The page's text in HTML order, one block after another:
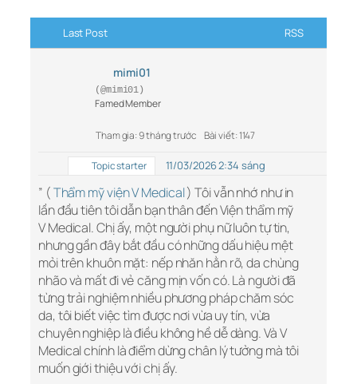
Last Post RSS
mimi01
(@mimi01)
Famed Member
Tham gia: 9 tháng trước Bài viết: 1147
Topic starter 11/03/2026 2:34 sáng
” (Thẩm mỹ viện V Medical) Tôi vẫn nhớ như in
lần đầu tiên tôi dẫn bạn thân đến Viện thẩm mỹ
V Medical. Chị ấy, một người phụ nữ luôn tự tin,
nhưng gần đây bắt đầu có những dấu hiệu mệt
mỏi trên khuôn mặt: nếp nhăn hằn rõ, da chùng
nhão và mất đi vẻ căng mịn vốn có. Là người đã
từng trải nghiệm nhiều phương pháp chăm sóc
da, tôi biết việc tìm được nơi vừa uy tín, vừa
chuyên nghiệp là điều không hề dễ dàng. Và V
Medical chính là điểm dừng chân lý tưởng mà tôi
muốn giới thiệu với chị ấy.